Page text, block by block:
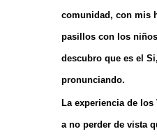
comunidad, con mis
pasillos con los
descubro que es el
pronunciando.
La experiencia de
a no perder de vista